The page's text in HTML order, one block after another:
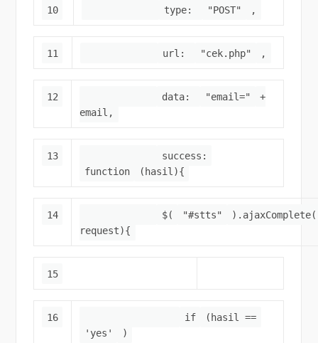
10 type: "POST" ,
11 url: "cek.php" ,
12 data: "email="
+
email,
13
success:
function
(hasil){
14 $( "#stts"
).ajaxComplete(
request){
15
16 if
(hasil ==
'yes'
)